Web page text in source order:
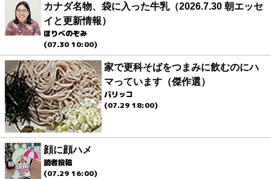
カナダ名物、袋に入った牛乳（2026.7.30 朝エッセ
イと更新情報）
ほりべのぞみ
(07.30 10:00)
家で更科そばをつまみに飲むのにハ
マっています（傑作選）
パリッコ
(07.29 18:00)
顔に顔ハメ
読者投稿
(07.29 16:00)